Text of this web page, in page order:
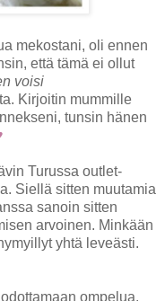
mekostani, oli ennen
että tämä ei ollut
voisi
Kirjoitin mummille
tunsin hänen
Turussa outlet-
Siellä sitten muutamia
sanoin sitten
arvoinen. Minkään
yhtä leveästi.
ompelua.